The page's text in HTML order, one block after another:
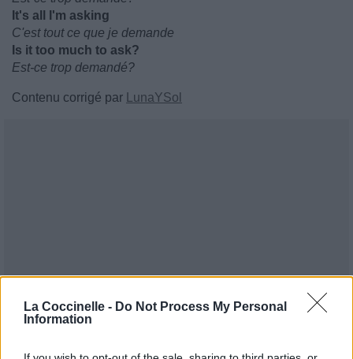
La Coccinelle - Do Not Process My Personal
Information
It's all I'm asking
C'est tout ce que je demande
Is it too much to ask?
Est-ce trop demandé?
Contenu corrigé par LunaYSol